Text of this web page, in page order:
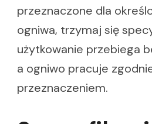
przeznaczone dla
ogniwa, trzymaj się
użytkowanie przebiega
a ogniwo pracuje
przeznaczeniem.